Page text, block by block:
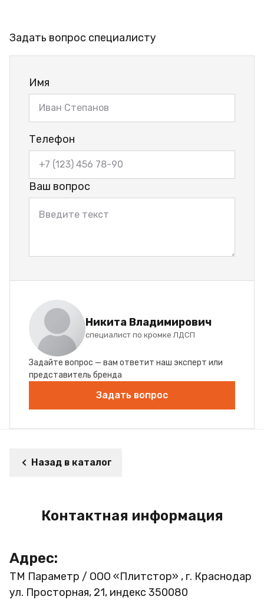
Задать вопрос специалисту
Имя
Телефон
Ваш вопрос
Никита Владимирович
специалист по кромке ЛДСП
Задайте вопрос — вам ответит наш эксперт или
представитель бренда
Задать вопрос
Назад в каталог
Контактная информация
Адрес:
ТМ Параметр / ООО «Плитстор» , г. Краснодар
ул. Просторная, 21, индекс 350080